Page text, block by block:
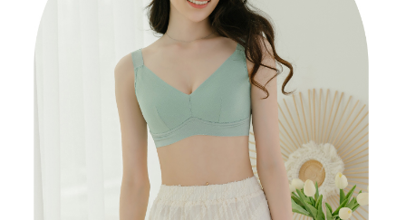
每筆NT$120
國家/地區配送 查看運費